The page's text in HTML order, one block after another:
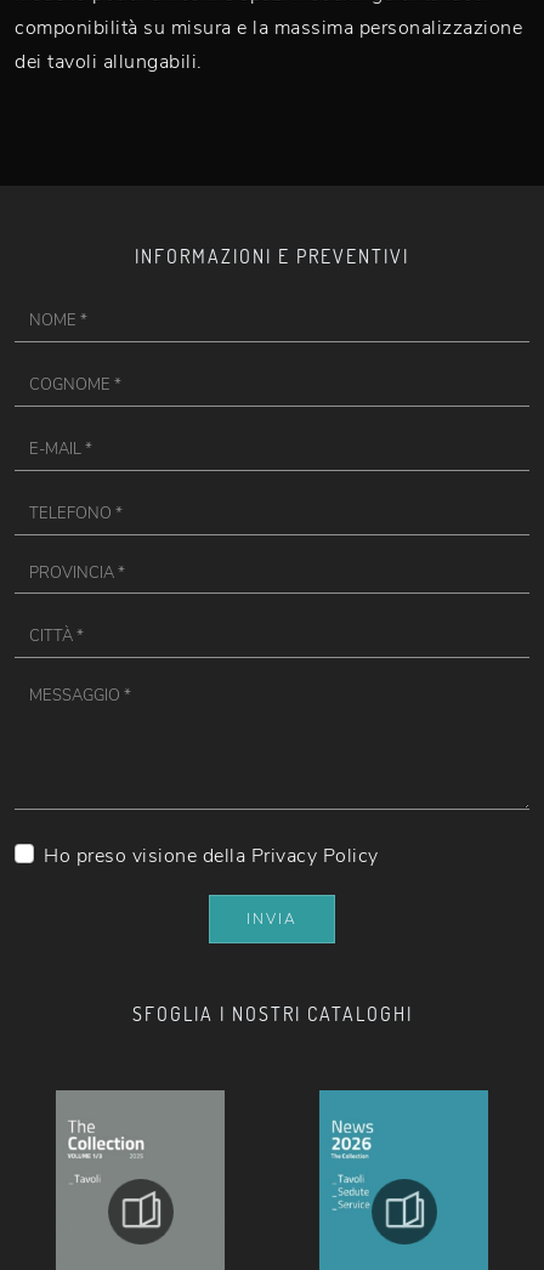
componibilità su misura e la massima personalizzazione
dei tavoli allungabili.
SFOGLIA I NOSTRI CATALOGHI
INFORMAZIONI E PREVENTIVI
Ho preso visione della Privacy Policy
INVIA